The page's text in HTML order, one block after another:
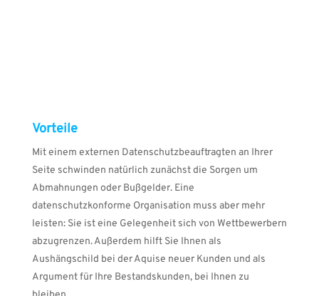
Vorteile
Mit einem externen Datenschutzbeauftragten an Ihrer
Seite schwinden natürlich zunächst die Sorgen um
Abmahnungen oder Bußgelder. Eine
datenschutzkonforme Organisation muss aber mehr
leisten: Sie ist eine Gelegenheit sich von Wettbewerbern
abzugrenzen. Außerdem hilft Sie Ihnen als
Aushängschild bei der Aquise neuer Kunden und als
Argument für Ihre Bestandskunden, bei Ihnen zu